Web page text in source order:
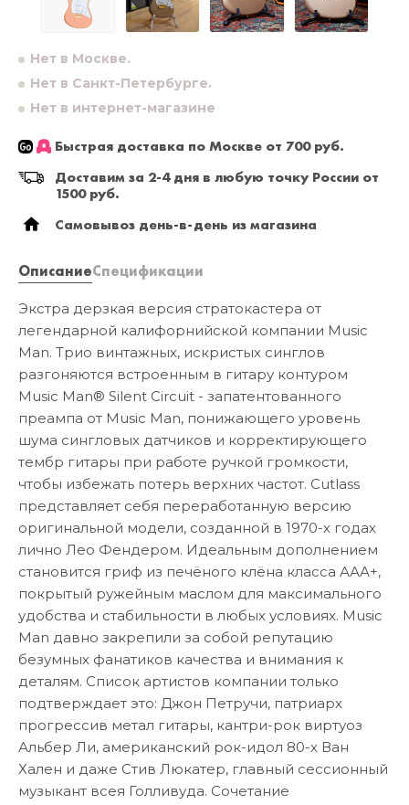
Нет в Москве.
Нет в Санкт-Петербурге.
Нет в интернет-магазине
Быстрая доставка по Москве от 700 руб.
Доставим за 2-4 дня в любую точку России от
1500 руб.
Самовывоз день-в-день из магазина
ОписаниеСпецификации
Экстра дерзкая версия стратокастера от
легендарной калифорнийской компании Music
Man. Трио винтажных, искристых синглов
разгоняются встроенным в гитару контуром
Music Man® Silent Circuit - запатентованного
преампа от Music Man, понижающего уровень
шума сингловых датчиков и корректирующего
тембр гитары при работе ручкой громкости,
чтобы избежать потерь верхних частот. Cutlass
представляет себя переработанную версию
оригинальной модели, созданной в 1970-х годах
лично Лео Фендером. Идеальным дополнением
становится гриф из печёного клёна класса ААА+,
покрытый ружейным маслом для максимального
удобства и стабильности в любых условиях. Music
Man давно закрепили за собой репутацию
безумных фанатиков качества и внимания к
деталям. Список артистов компании только
подтверждает это: Джон Петручи, патриарх
прогрессив метал гитары, кантри-рок виртуоз
Альбер Ли, американский рок-идол 80-х Ван
Хален и даже Стив Люкатер, главный сессионный
музыкант всея Голливуда. Сочетание